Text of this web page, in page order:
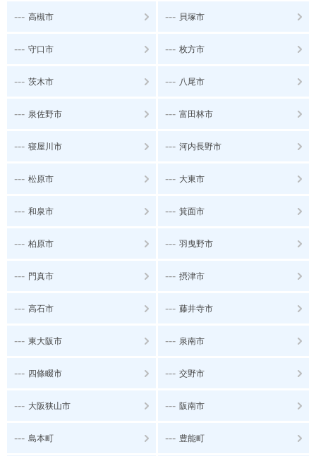
--- 高槻市 --- 貝塚市
--- 守口市 --- 枚方市
--- 茨木市 --- 八尾市
--- 泉佐野市 --- 富田林市
--- 寝屋川市 --- 河内長野市
--- 松原市 --- 大東市
--- 和泉市 --- 箕面市
--- 柏原市 --- 羽曳野市
--- 門真市 --- 摂津市
--- 高石市 --- 藤井寺市
--- 東大阪市 --- 泉南市
--- 四條畷市 --- 交野市
--- 大阪狭山市 --- 阪南市
--- 島本町 --- 豊能町